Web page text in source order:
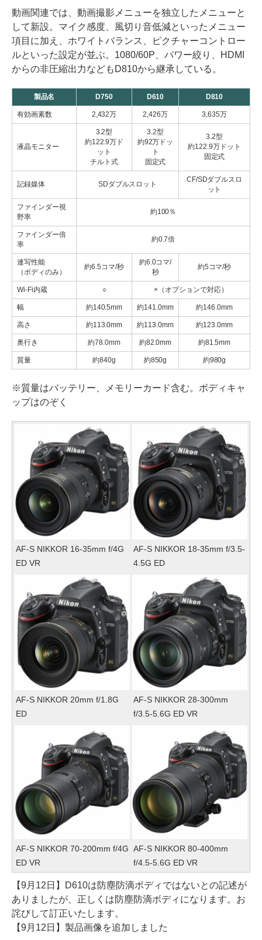
動画関連では、動画撮影メニューを独立したメニューと
して新設。マイク感度、風切り音低減といったメニュー
項目に加え、ホワイトバランス、ピクチャーコントロー
ルといった設定が並ぶ。1080/60P、パワー絞り、HDMI
からの非圧縮出力などもD810から継承している。
製品名 D750 D610 D810
有効画素数 2,432万 2,426万 3,635万
液晶モニター
3.2型
約122.9万ド
ット
チルト式
3.2型
約92万ドッ
ト
固定式
3.2型
約122.9万ドット
固定式
記録媒体 SDダブルスロット
CF/SDダブルスロ
ット
ファインダー視
野率
約100％
ファインダー倍
率
約0.7倍
連写性能
（ボディのみ）
約6.5コマ/秒
約6.0コマ/
秒
約5コマ/秒
Wi-Fi内蔵 ○ ×（オプションで対応）
幅 約140.5mm 約141.0mm 約146.0mm
高さ 約113.0mm 約113.0mm 約123.0mm
奥行き 約78.0mm 約82.0mm 約81.5mm
質量 約840g 約850g 約980g
※質量はバッテリー、メモリーカード含む。ボディキャ
ップはのぞく
AF-S NIKKOR 16-35mm f/4G
ED VR
AF-S NIKKOR 18-35mm f/3.5-
4.5G ED
AF-S NIKKOR 20mm f/1.8G
ED
AF-S NIKKOR 28-300mm
f/3.5-5.6G ED VR
AF-S NIKKOR 70-200mm f/4G
ED VR
AF-S NIKKOR 80-400mm
f/4.5-5.6G ED VR
【9月12日】D610は防塵防滴ボディではないとの記述が
ありましたが、正しくは防塵防滴ボディになります。お
詫びして訂正いたします。
【9月12日】製品画像を追加しました